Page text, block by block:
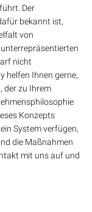
Der
bekannt ist,
von
nicht
helfen Ihnen gerne,
der zu Ihrem
Konzepts
System verfügen,
die Maßnahmen
mit uns auf und